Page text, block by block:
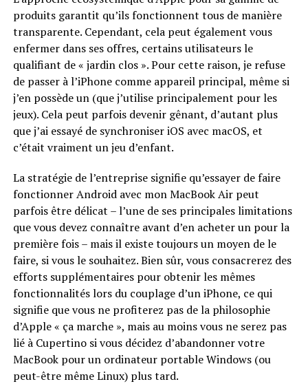
produits garantit qu’ils fonctionnent tous de manière
transparente. Cependant, cela peut également vous
enfermer dans ses offres, certains utilisateurs le
qualifiant de « jardin clos ». Pour cette raison, je refuse
de passer à l’iPhone comme appareil principal, même si
j’en possède un (que j’utilise principalement pour les
jeux). Cela peut parfois devenir gênant, d’autant plus
que j’ai essayé de synchroniser iOS avec macOS, et
c’était vraiment un jeu d’enfant.
La stratégie de l’entreprise signifie qu’essayer de faire
fonctionner Android avec mon MacBook Air peut
parfois être délicat – l’une de ses principales limitations
que vous devez connaître avant d’en acheter un pour la
première fois – mais il existe toujours un moyen de le
faire, si vous le souhaitez. Bien sûr, vous consacrerez des
efforts supplémentaires pour obtenir les mêmes
fonctionnalités lors du couplage d’un iPhone, ce qui
signifie que vous ne profiterez pas de la philosophie
d’Apple « ça marche », mais au moins vous ne serez pas
lié à Cupertino si vous décidez d’abandonner votre
MacBook pour un ordinateur portable Windows (ou
peut-être même Linux) plus tard.